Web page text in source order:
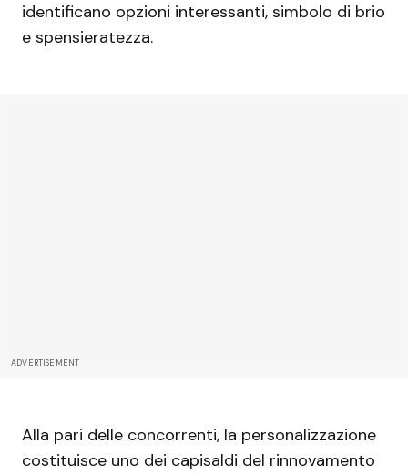
identificano opzioni interessanti, simbolo di brio
e spensieratezza.
ADVERTISEMENT
Alla pari delle concorrenti, la personalizzazione
costituisce uno dei capisaldi del rinnovamento